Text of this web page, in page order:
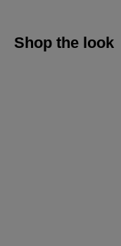
Shop the look